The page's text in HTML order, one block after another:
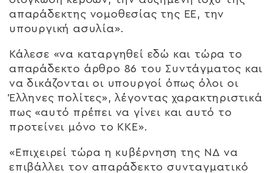
απαράδεκτης νομοθεσίας της ΕΕ, την
υπουργική ασυλία».
Κάλεσε «να καταργηθεί εδώ και τώρα το
απαράδεκτο άρθρο 86 του Συντάγματος και
να δικάζονται οι υπουργοί όπως όλοι οι
Έλληνες πολίτες», λέγοντας χαρακτηριστικά
πως «αυτό πρέπει να γίνει και αυτό το
προτείνει μόνο το ΚΚΕ».
«Επιχειρεί τώρα η κυβέρνηση της ΝΔ να
επιβάλλει τον απαράδεκτο συνταγματικό